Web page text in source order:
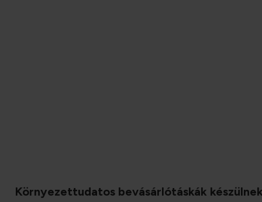
Környezettudatos bevásárlótáskák